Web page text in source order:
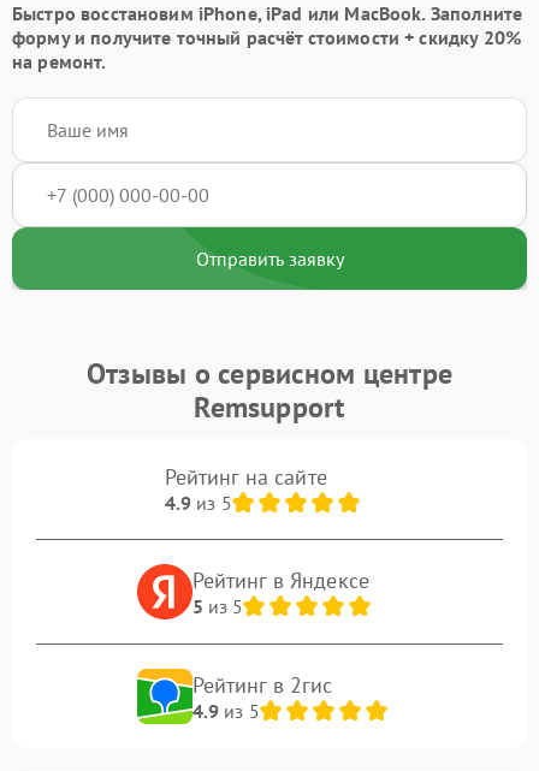
Быстро восстановим iPhone, iPad или MacBook. Заполните
формуи получите точный расчёт стоимости +скидку 20%
на ремонт.
Отправить заявку
Отзывы о сервисном центре
Remsupport
Рейтинг на сайте
4.9из 5
Рейтинг в Яндексе
5 из 5
Рейтинг в 2гис
4.9из 5